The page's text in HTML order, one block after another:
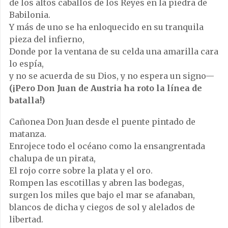
de los altos caballos de los Reyes en la piedra de
Babilonia.
Y más de uno se ha enloquecido en su tranquila
pieza del infierno,
Donde por la ventana de su celda una amarilla cara
lo espía,
y no se acuerda de su Dios, y no espera un signo—
(¡Pero Don Juan de Austria ha roto la línea de
batalla!)
Cañonea Don Juan desde el puente pintado de
matanza.
Enrojece todo el océano como la ensangrentada
chalupa de un pirata,
El rojo corre sobre la plata y el oro.
Rompen las escotillas y abren las bodegas,
surgen los miles que bajo el mar se afanaban,
blancos de dicha y ciegos de sol y alelados de
libertad.